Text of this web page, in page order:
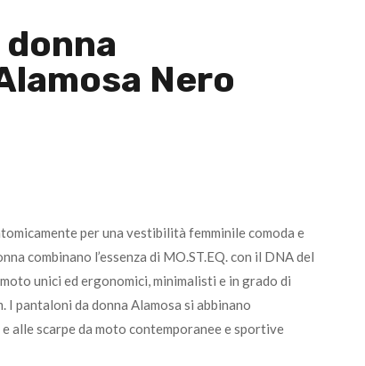
Nero
per una vestibilità femminile comoda e
combinano l’essenza di MO.ST.EQ. con il DNA del
unici ed ergonomici, minimalisti e in grado di
pantaloni da donna Alamosa si abbinano
alle scarpe da moto contemporanee e sportive